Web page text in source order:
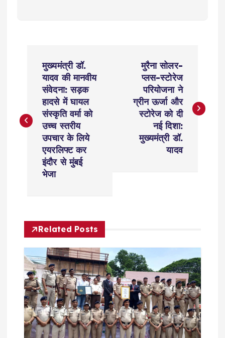
t
g
a
t
मुख्यमंत्री डॉ.
यादव की मानवीय
संवेदना: सड़क
हादसे में घायल
संस्कृति वर्मा को
उच्च स्तरीय
उपचार के लिये
एयरलिफ्ट कर
इंदौर से मुंबई
भेजा
मुरैना सोलर-
प्लस-स्टोरेज
परियोजना ने
ग्रीन ऊर्जा और
स्टोरेज को दी
नई दिशा:
मुख्यमंत्री डॉ.
यादव
Related Posts